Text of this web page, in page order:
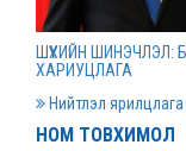
ШҮҮХИЙН ШИНЭЧЛЭЛ:
ХАРИУЦЛАГА
Нийтлэл ярилцлага
НОМ ТОВХИМОЛ